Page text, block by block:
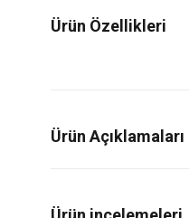
Ürün Özellikleri
Ürün Açıklamaları